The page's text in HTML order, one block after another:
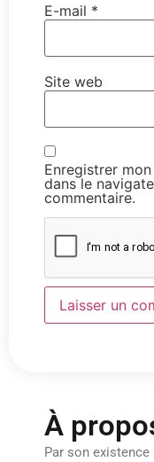
E-mail *
Site web
Enregistrer
dans le
commentaire.
À
Par son existence